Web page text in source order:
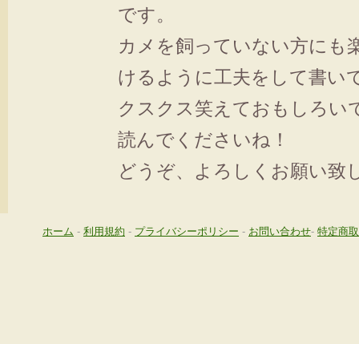
です。
カメを飼っていない方にも
けるように工夫をして書い
クスクス笑えておもしろい
読んでくださいね！
どうぞ、よろしくお願い致
ホーム - 利用規約 - プライバシーポリシー - お問い合わせ- 特定商